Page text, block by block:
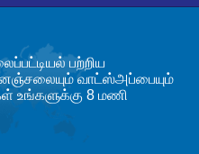
பற்றிய
வாட்ஸ்அப்பையும்
உங்களுக்கு 8 மணி